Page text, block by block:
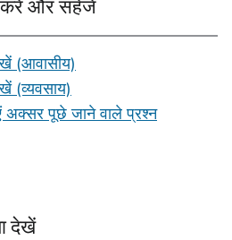
करें और सहेजें
(आवासीय)
(व्यवसाय)
अक्सर पूछे जाने वाले प्रश्न
देखें